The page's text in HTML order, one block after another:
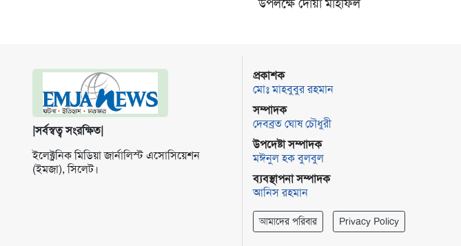
উপলক্ষে দোয়া মাহফিল
|সর্বস্বত্ব সংরক্ষিত|
ইলেক্ট্র‌নিক মি‌ডিয়া জার্না‌লিস্ট এসো‌সি‌য়েশন
(ইমজা), সি‌লেট।
প্রকাশক
মোঃ মাহবুবুর রহমান
সম্পাদক
দেবব্রত ঘোষ চৌধুরী
উপদেষ্টা সম্পাদক
মঈনুল হক বুলবুল
ব্যবস্থাপনা সম্পাদক
আনিস রহমান
আমাদের পরিবার Privacy Policy